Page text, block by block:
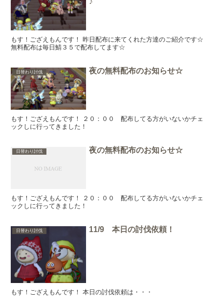
もす！ござえもんです！ 昨日配布に来てくれた方達のご紹介です☆
無料配布は毎日鯖３５で配布してます☆
日替わり討伐 夜の無料配布のお知らせ☆
もす！ござえもんです！ ２０：００ 配布してる方がいないかチェ
ックしに行ってきました！
日替わり討伐 夜の無料配布のお知らせ☆
もす！ござえもんです！ ２０：００ 配布してる方がいないかチェ
ックしに行ってきました！
日替わり討伐 11/9 本日の討伐依頼！
もす！ござえもんです！ 本日の討伐依頼は・・・